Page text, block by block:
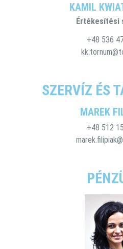
KAMIL
Értékesítési
+48 536
SZERVÍZ ÉS
MAREK
+48 512